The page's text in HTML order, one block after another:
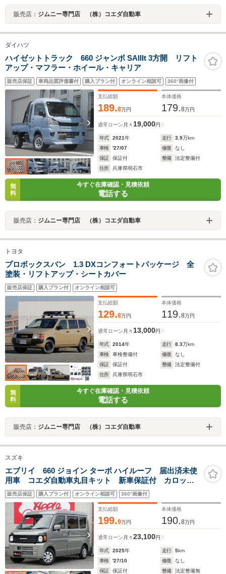
販売店： ジムニー専門店 （株）コエダ自動車
ダイハツ
ハイゼットトラック 660 ジャンボ SAIIIt 3方開 リフト
アップ・マフラー・ホイール・キャリア
販売店保証 車両品質評価書付 購入プラン付 オンライン相談可 360°画像付
支払総額
189.8万円
本体価格
179.8万円
通常ローン 月々19,000円
年式 2021年 走行 3.9万km
車検
'27/07 修復
なし
保証
保証付 整備
法定整備付
住所
兵庫県明石市
無
料
今すぐ在庫確認・見積依頼
電話する
販売店： ジムニー専門店 （株）コエダ自動車
トヨタ
プロボックスバン 1.3 DXコンフォートパッケージ 全
塗装・リフトアップ・シートカバー
販売店保証 購入プラン付 オンライン相談可
支払総額
129.8万円
本体価格
119.8万円
通常ローン 月々 13,000円
年式 2014年 走行 8.3万km
車検
車検整備付 修復
なし
保証
保証付 整備
法定整備付
住所
兵庫県明石市
無
料
今すぐ在庫確認・見積依頼
電話する
販売店： ジムニー専門店 （株）コエダ自動車
スズキ
エブリイ 660 ジョイン ターボ ハイルーフ 届出済未使
用車 コエダ自動車丸目キット 新車保証付 カロッツ
ェリア9インチディスプレイオーディオ アップルカープ
レイ使用可 クリアランスソナー 衝突軽減 シートヒ
ーター ETC LEDヘッドライト スマキー
販売店保証 購入プラン付 オンライン相談可 360°画像付
支払総額
199.9万円
本体価格
190.8万円
通常ローン 月々23,100円
年式 2025年 走行 5km
車検
'27/10 修復
なし
保証
保証付 整備
法定整備無